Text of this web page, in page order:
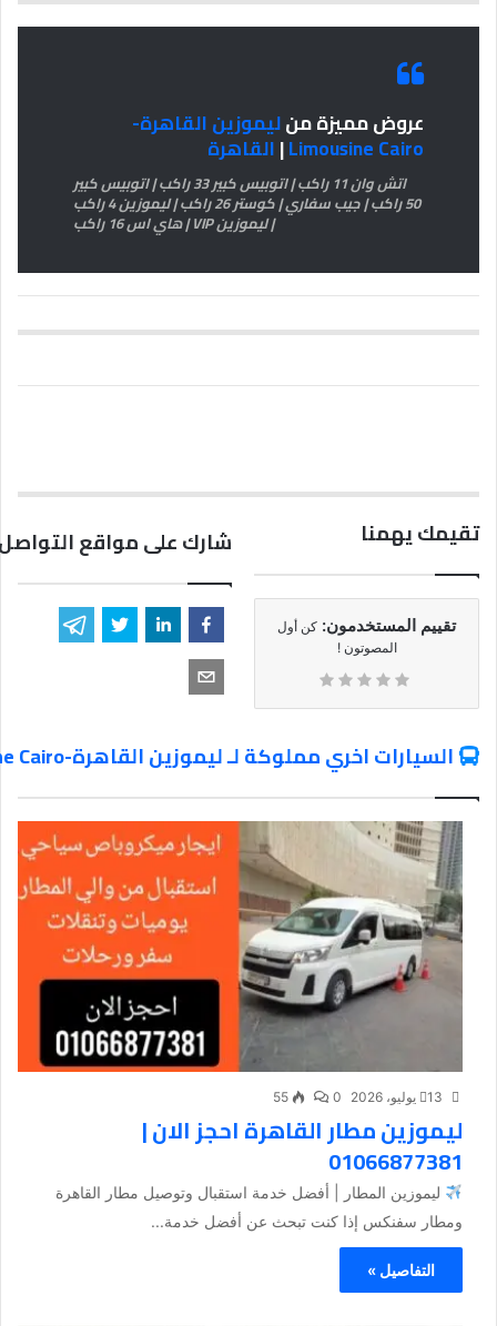
عروض مميزة منليموزين القاهرة-
Limousine Cairo
|القاهرة
اتش وان 11 راكب | اتوبيس كبير 33 راكب | اتوبيس كبير
50 راكب | جيب سفاري | كوستر 26 راكب | ليموزين 4 راكب
| ليموزين VIP | هاي اس 16 راكب
تقيمك يهمنا
تقييم المستخدمون: كن أول
المصوتون !
شارك على مواقع
السيارات اخري مملوكة لـ ليموزين القاهرة-Limousine Cairo
13 يوليو، 2026 0
55
ليموزين مطار القاهرة احجز الان |
01066877381
ليموزين المطار | أفضل خدمة استقبال وتوصيل مطار القاهرة
ومطار سفنكس إذا كنت تبحث عن أفضل خدمة...
التفاصيل »